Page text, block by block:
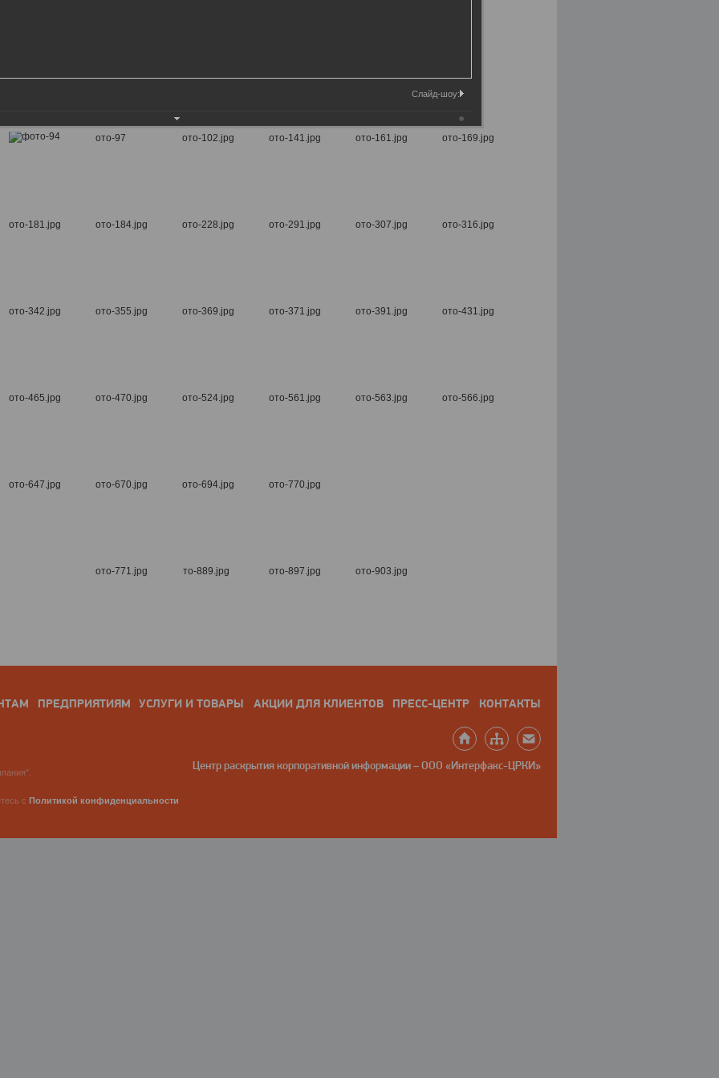
ПРЕДПРИЯТИЯМ УСЛУГИ И ТОВАРЫ АКЦИИ ДЛЯ КЛИЕНТОВ ПРЕСС-ЦЕНТР КОНТАКТЫ
Центр раскрытия корпоративной информации – ООО «Интерфакс-ЦРКИ»
с Политикой конфиденциальности
Слайд-шоу: